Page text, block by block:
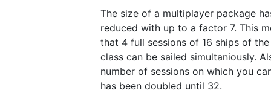
The size of a multiplayer package
reduced with up to a factor 7. This
that 4 full sessions of 16 ships of
class can be sailed simultaniously.
number of sessions on which you
has been doubled until 32.